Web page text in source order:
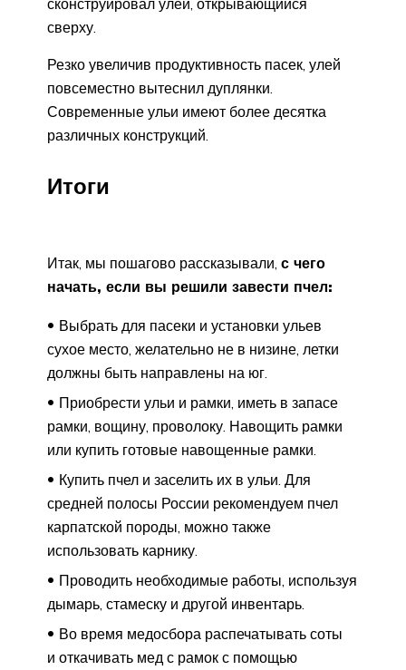
сконструировал улей, открывающийся
сверху.
Резко увеличив продуктивность пасек, улей
повсеместно вытеснил дуплянки.
Современные ульи имеют более десятка
различных конструкций.
Итоги
Итак, мы пошагово рассказывали, с чего
начать, если вы решили завести пчел:
Выбрать для пасеки и установки ульев
сухое место, желательно не в низине, летки
должны быть направлены на юг.
Приобрести ульи и рамки, иметь в запасе
рамки, вощину, проволоку. Навощить рамки
или купить готовые навощенные рамки.
Купить пчел и заселить их в ульи. Для
средней полосы России рекомендуем пчел
карпатской породы, можно также
использовать карнику.
Проводить необходимые работы, используя
дымарь, стамеску и другой инвентарь.
Во время медосбора распечатывать соты
и откачивать мед с рамок с помощью